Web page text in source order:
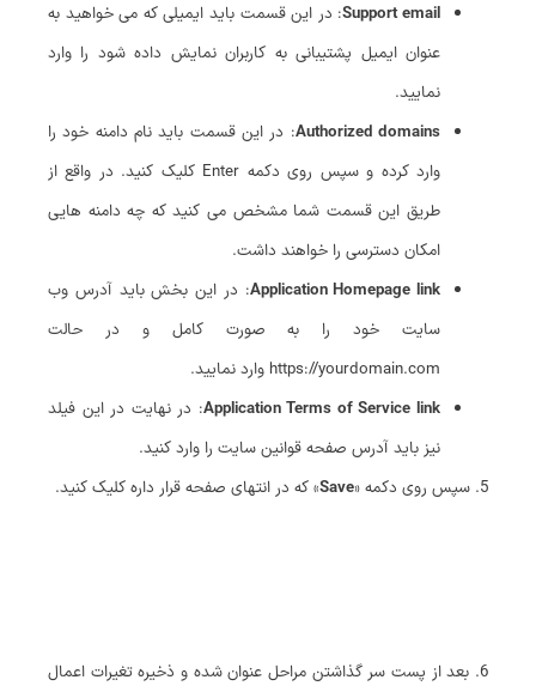
Support email: در این قسمت باید ایمیلی که می خواهید به
عنوان ایمیل پشتیبانی به کاربران نمایش داده شود را وارد
نمایید.
Authorized domains: در این قسمت باید نام دامنه خود را
وارد کرده و سپس روی دکمه Enter کلیک کنید. در واقع از
طریق این قسمت شما مشخص می کنید که چه دامنه هایی
امکان دسترسی را خواهند داشت.
Application Homepage link: در این بخش باید آدرس وب
سایت خود را به صورت کامل و در حالت
https://yourdomain.com وارد نمایید.
Application Terms of Service link: در نهایت در این فیلد
نیز باید آدرس صفحه قوانین سایت را وارد کنید.
5. سپس روی دکمه «
Save» که در انتهای صفحه قرار داره کلیک کنید.
6. بعد از پست سر گذاشتن مراحل عنوان شده و ذخیره تغیرات اعمال